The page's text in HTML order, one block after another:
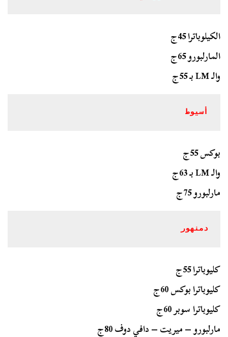
الكيلوباترا 45ج
المارلبورو 65ج
والـ LM بـ 55ج
أسيوط
بوكس 55ج
والـ LM بـ 63ج
مارلبورو 75ج
دمنهور
كليوباترا 55ج
كليوباترا بوكس 60ج
كليوباترا سوبر 60ج
مارلبورو – ميريت – دافي دوف 80ج